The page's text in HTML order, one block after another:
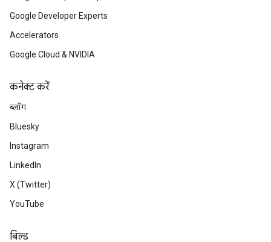
Google Developer Experts
Accelerators
Google Cloud & NVIDIA
कनेक्ट करें
ब्लॉग
Bluesky
Instagram
LinkedIn
X (Twitter)
YouTube
बिल्ड